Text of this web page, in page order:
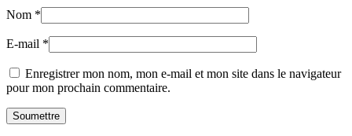
Nom *
E-mail *
Enregistrer mon nom, mon e-mail et mon site dans le navigateur
pour mon prochain commentaire.